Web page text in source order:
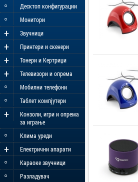
Десктоп конфигурации
◦
Монитори
◦
Звучници
+
Принтери и скенери
+
Тонери и Кертриџи
+
Телевизори и опрема
+
Мобилни телефони
◦
Таблет компјутери
◦
Конзоли, игри и опрема
за играње
+
Клима уреди
◦
Електрични апарати
+
Караоке звучници
◦
Разладувач
◦